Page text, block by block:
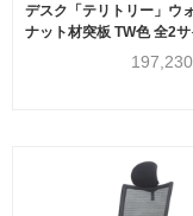
デスク「テリトリー」ウ
ナット材突板 TW色 全2
197,230